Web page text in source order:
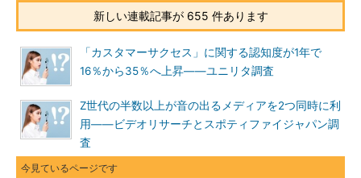
新しい連載記事が 655 件あります
「カスタマーサクセス」に関する認知度が1年で
16％から35％へ上昇――ユニリタ調査
Z世代の半数以上が音の出るメディアを2つ同時に利
用――ビデオリサーチとスポティファイジャパン調
査